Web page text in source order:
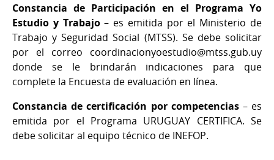
Constancia de Participación en el Programa Yo
Estudio y Trabajo– es emitida por el Ministerio de
Trabajo y Seguridad Social (MTSS). Se debe solicitar
por el correo coordinacionyoestudio@mtss.gub.uy
donde se le brindarán indicaciones para que
complete la Encuesta de evaluación en línea.
Constancia de certificación por competencias– es
emitida por el Programa URUGUAY CERTIFICA. Se
debe solicitar al equipo técnico de INEFOP.